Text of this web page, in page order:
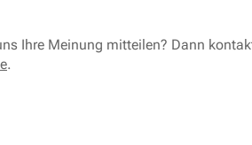
Ihre Meinung mitteilen? Dann
.